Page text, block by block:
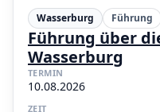
Wasserburg Führung
Führung über
Wasserburg
TERMIN
10.08.2026
ZEIT